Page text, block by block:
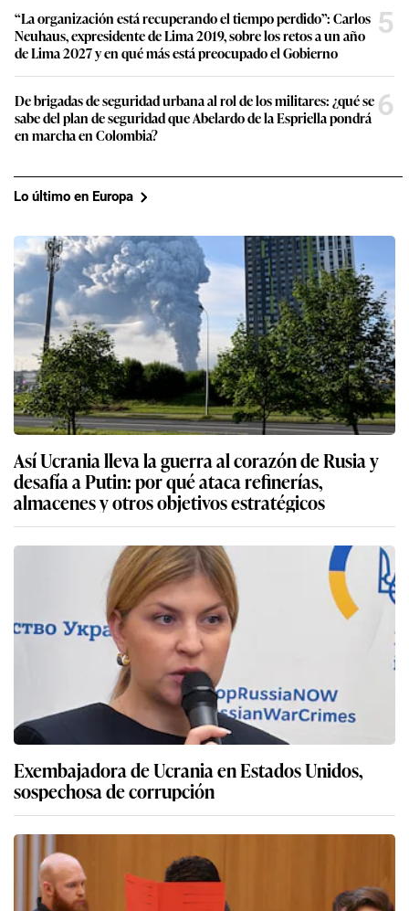
“La organización está recuperando el tiempo perdido”: Carlos
Neuhaus, expresidente de Lima 2019, sobre los retos a un año
de Lima 2027 y en qué más está preocupado el Gobierno
5
De brigadas de seguridad urbana al rol de los militares: ¿qué se
sabe del plan de seguridad que Abelardo de la Espriella pondrá
en marcha en Colombia?
6
Lo último en Europa
Así Ucrania lleva la guerra al corazón de Rusia y
desafía a Putin: por qué ataca refinerías,
almacenes y otros objetivos estratégicos
Exembajadora de Ucrania en Estados Unidos,
sospechosa de corrupción